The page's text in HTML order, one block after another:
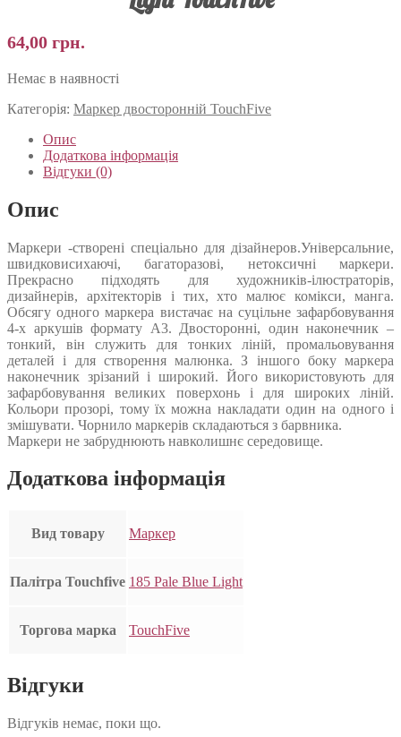
64,00 грн.
Немає в наявності
Категорія: Маркер двосторонній TouchFive
Опис
Додаткова інформація
Відгуки (0)
Опис
Маркери -створені спеціально для дізайнеров.Універсальние,
швидковисихаючі, багаторазові, нетоксичні маркери.
Прекрасно підходять для художників-ілюстраторів,
дизайнерів, архітекторів і тих, хто малює комікси, манга.
Обсягу одного маркера вистачає на суцільне зафарбовування
4-х аркушів формату А3. Двосторонні, один наконечник –
тонкий, він служить для тонких ліній, промальовування
деталей і для створення малюнка. З іншого боку маркера
наконечник зрізаний і широкий. Його використовують для
зафарбовування великих поверхонь і для широких ліній.
Кольори прозорі, тому їх можна накладати один на одного і
змішувати. Чорнило маркерів складаються з барвника.
Маркери не забруднюють навколишнє середовище.
Додаткова інформація
Вид товару Маркер
Палітра Touchfive 185 Pale Blue Light
Торгова марка TouchFive
Відгуки
Відгуків немає, поки що.